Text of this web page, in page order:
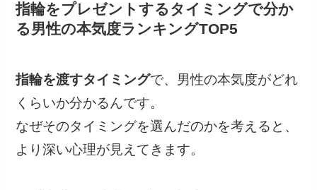
指輪をプレゼントするタイミングで分か
る男性の本気度ランキングTOP5
指輪を渡すタイミングで、男性の本気度がどれ
くらいか分かるんです。
なぜそのタイミングを選んだのかを考えると、
より深い心理が見えてきます。